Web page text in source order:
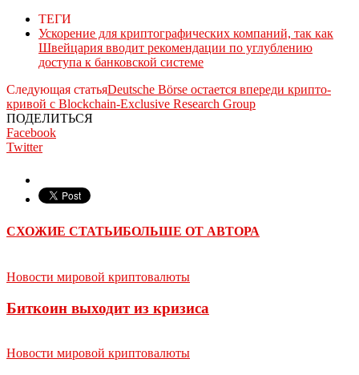
ТЕГИ
Ускорение для криптографических компаний, так как
Швейцария вводит рекомендации по углублению
доступа к банковской системе
Следующая статьяDeutsche Börse остается впереди крипто-
кривой с Blockchain-Exclusive Research Group
ПОДЕЛИТЬСЯ
Facebook
Twitter
СХОЖИЕ СТАТЬИБОЛЬШЕ ОТ АВТОРА
Новости мировой криптовалюты
Биткоин выходит из кризиса
Новости мировой криптовалюты